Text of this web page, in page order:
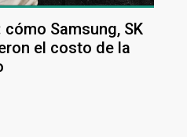
Samsung, SK
el costo de la